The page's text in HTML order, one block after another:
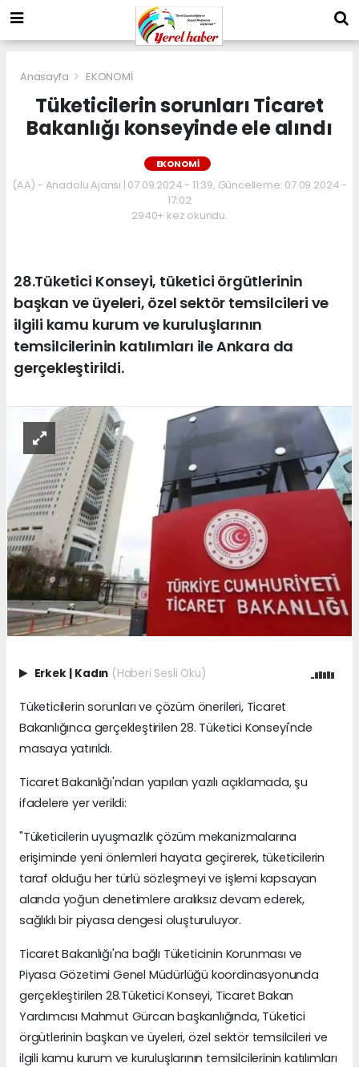
Anasayfa EKONOMİ
Tüketicilerin sorunları Ticaret
Bakanlığı konseyinde ele alındı
EKONOMİ
(AA) - Anadolu Ajansı | 07.09.2024 - 11:39, Güncelleme: 07.09.2024 -
17:02
2940+ kez okundu.
28.Tüketici Konseyi, tüketici örgütlerinin
başkan ve üyeleri, özel sektör temsilcileri ve
ilgili kamu kurum ve kuruluşlarının
temsilcilerinin katılımları ile Ankara da
gerçekleştirildi.
Erkek | Kadın (Haberi Sesli Oku)
Tüketicilerin sorunları ve çözüm önerileri, Ticaret
Bakanlığınca gerçekleştirilen 28. Tüketici Konseyi'nde
masaya yatırıldı.
Ticaret Bakanlığı'ndan yapılan yazılı açıklamada, şu
ifadelere yer verildi:
"Tüketicilerin uyuşmazlık çözüm mekanizmalarına
erişiminde yeni önlemleri hayata geçirerek, tüketicilerin
taraf olduğu her türlü sözleşmeyi ve işlemi kapsayan
alanda yoğun denetimlere aralıksız devam ederek,
sağlıklı bir piyasa dengesi oluşturuluyor.
Ticaret Bakanlığı'na bağlı Tüketicinin Korunması ve
Piyasa Gözetimi Genel Müdürlüğü koordinasyonunda
gerçekleştirilen 28.Tüketici Konseyi, Ticaret Bakan
Yardımcısı Mahmut Gürcan başkanlığında, Tüketici
örgütlerinin başkan ve üyeleri, özel sektör temsilcileri ve
ilgili kamu kurum ve kuruluşlarının temsilcilerinin katılımları